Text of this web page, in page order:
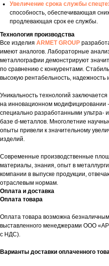
Увеличение срока службы
способность, обеспечивающая
продлевающая срок ее службы.
Технология производства
Все изделия ARMET GROUP
имеют аналогов. Лабораторные
металлографии демонстрируют
по сравнению с конкурентами.
высокую рентабельность, надежность
Уникальность технологий
на инновационном модифицировании
специально разработанными
базе d-металлов. Многолетние
опыты привели к значительному
изделий.
Современные производственные
материалы, знания, опыт в
компании в выпуске продукции,
отраслевым нормам.
Оплата и доставка
Оплата товара
Оплата товара возможна
выставленного менеджерами ООО
с НДС).
Варианты доставки оплаченного